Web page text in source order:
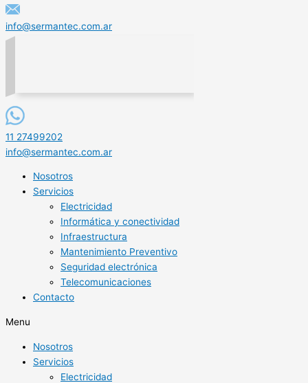
info@sermantec.com.ar
11 27499202
info@sermantec.com.ar
Nosotros
Servicios
Electricidad
Informática y conectividad
Infraestructura
Mantenimiento Preventivo
Seguridad electrónica
Telecomunicaciones
Contacto
Menu
Nosotros
Servicios
Electricidad